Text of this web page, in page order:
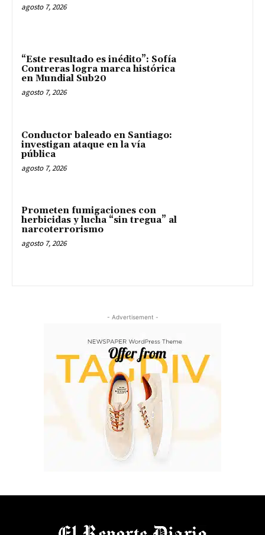
agosto 7, 2026
“Este resultado es inédito”: Sofía
Contreras logra marca histórica
en Mundial Sub20
agosto 7, 2026
Conductor baleado en Santiago:
investigan ataque en la vía
pública
agosto 7, 2026
Prometen fumigaciones con
herbicidas y lucha “sin tregua” al
narcoterrorismo
agosto 7, 2026
- Advertisement -